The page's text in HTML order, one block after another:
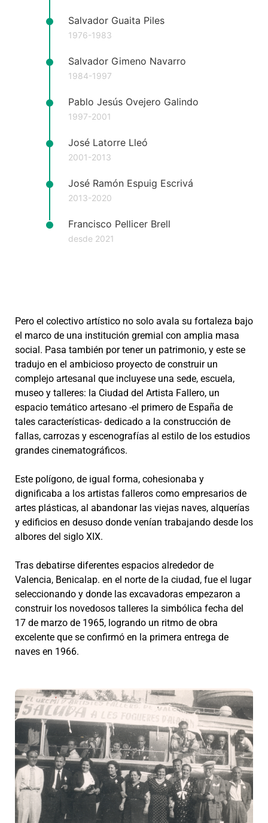
Salvador Guaita Piles
1976-1983
Salvador Gimeno Navarro
1984-1997
Pablo Jesús Ovejero Galindo
1997-2001
José Latorre Lleó
2001-2013
José Ramón Espuig Escrivá
2013-2020
Francisco Pellicer Brell
desde 2021
Pero el colectivo artístico no solo avala su fortaleza bajo
el marco de una institución gremial con amplia masa
social. Pasa también por tener un patrimonio, y este se
tradujo en el ambicioso proyecto de construir un
complejo artesanal que incluyese una sede, escuela,
museo y talleres: la Ciudad del Artista Fallero, un
espacio temático artesano -el primero de España de
tales características- dedicado a la construcción de
fallas, carrozas y escenografías al estilo de los estudios
grandes cinematográficos.
Este polígono, de igual forma, cohesionaba y
dignificaba a los artistas falleros como empresarios de
artes plásticas, al abandonar las viejas naves, alquerías
y edificios en desuso donde venían trabajando desde los
albores del siglo XIX.
Tras debatirse diferentes espacios alrededor de
Valencia, Benicalap. en el norte de la ciudad, fue el lugar
seleccionando y donde las excavadoras empezaron a
construir los novedosos talleres la simbólica fecha del
17 de marzo de 1965, logrando un ritmo de obra
excelente que se confirmó en la primera entrega de
naves en 1966.